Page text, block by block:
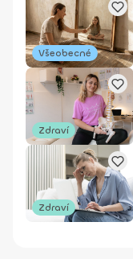
Všeobecné
Zdraví
Zdraví